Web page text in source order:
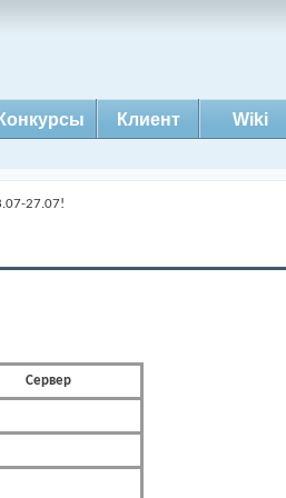
Конкурсы Клиент Wiki
27.07!
Сервер